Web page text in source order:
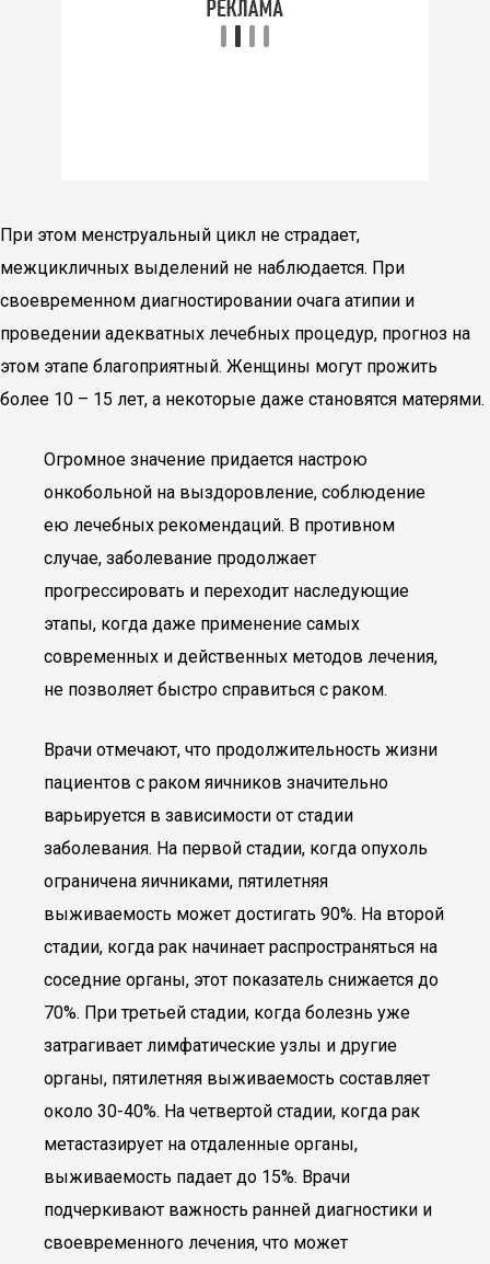
При этом менструальный цикл не страдает,
межцикличных выделений не наблюдается. При
своевременном диагностировании очага атипии и
проведении адекватных лечебных процедур, прогноз на
этом этапе благоприятный. Женщины могут прожить
более 10 – 15 лет, а некоторые даже становятся матерями.
Огромное значение придается настрою
онкобольной на выздоровление, соблюдение
ею лечебных рекомендаций. В противном
случае, заболевание продолжает
прогрессировать и переходит наследующие
этапы, когда даже применение самых
современных и действенных методов лечения,
не позволяет быстро справиться с раком.
Врачи отмечают, что продолжительность жизни
пациентов с раком яичников значительно
варьируется в зависимости от стадии
заболевания. На первой стадии, когда опухоль
ограничена яичниками, пятилетняя
выживаемость может достигать 90%. На второй
стадии, когда рак начинает распространяться на
соседние органы, этот показатель снижается до
70%. При третьей стадии, когда болезнь уже
затрагивает лимфатические узлы и другие
органы, пятилетняя выживаемость составляет
около 30-40%. На четвертой стадии, когда рак
метастазирует на отдаленные органы,
выживаемость падает до 15%. Врачи
подчеркивают важность ранней диагностики и
своевременного лечения, что может